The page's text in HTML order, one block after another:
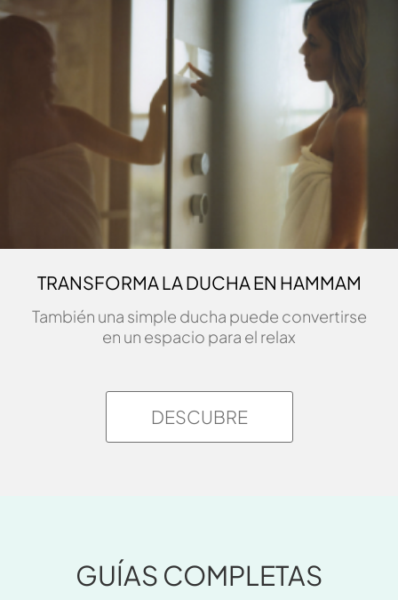
TRANSFORMA LA DUCHA EN HAMMAM
También una simple ducha puede convertirse
en un espacio para el relax
DESCUBRE
GUÍAS COMPLETAS